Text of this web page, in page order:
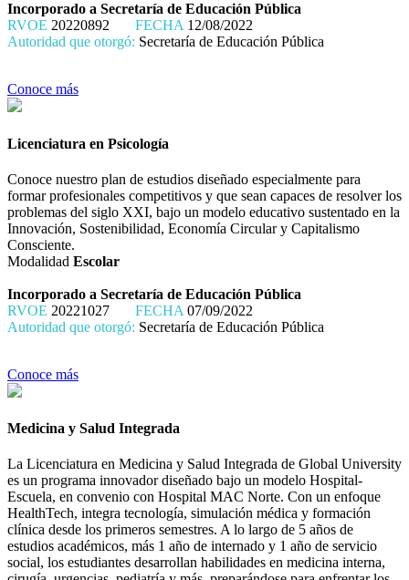
Incorporado a Secretaría de Educación Pública
RVOE 20220892 FECHA 12/08/2022
Autoridad que otorgó: Secretaría de Educación Pública
Conoce más
Licenciatura en Psicología
Conoce nuestro plan de estudios diseñado especialmente para
formar profesionales competitivos y que sean capaces de resolver los
problemas del siglo XXI, bajo un modelo educativo sustentado en la
Innovación, Sostenibilidad, Economía Circular y Capitalismo
Consciente.
Modalidad Escolar
Incorporado a Secretaría de Educación Pública
RVOE 20221027 FECHA 07/09/2022
Autoridad que otorgó: Secretaría de Educación Pública
Conoce más
Medicina y Salud Integrada
La Licenciatura en Medicina y Salud Integrada de Global University
es un programa innovador diseñado bajo un modelo Hospital-
Escuela, en convenio con Hospital MAC Norte. Con un enfoque
HealthTech, integra tecnología, simulación médica y formación
clínica desde los primeros semestres. A lo largo de 5 años de
estudios académicos, más 1 año de internado y 1 año de servicio
social, los estudiantes desarrollan habilidades en medicina interna,